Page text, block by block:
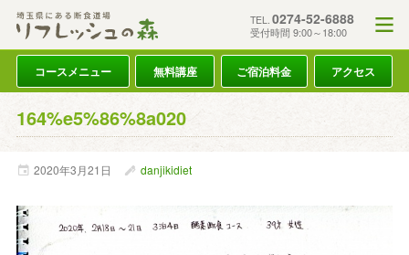
TEL. 0274-52-6888
受付時間 9:00～18:00
コースメニュー 無料講座 ご宿泊料金 アクセス
164%e5%86%8a020
2020年3月21日 danjikidiet